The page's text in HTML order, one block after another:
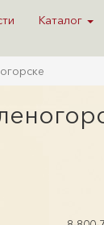
Каталог